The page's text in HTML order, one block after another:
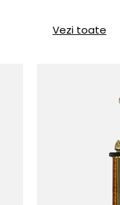
Vezi toate